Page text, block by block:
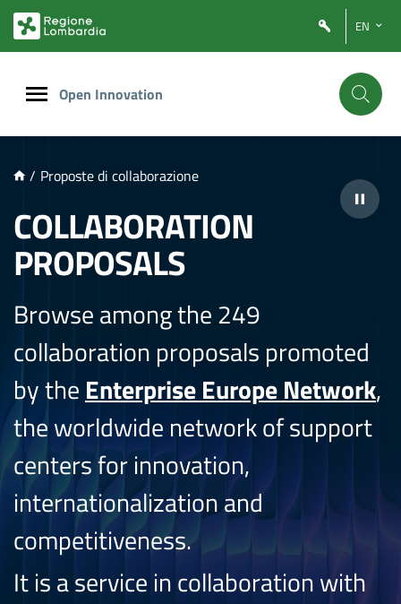
PRINCIPALE
EN
Open Innovation
/ Proposte di collaborazione
COLLABORATION
PROPOSALS
Browse among the 249
collaboration proposals promoted
by the Enterprise Europe Network,
the worldwide network of support
centers for innovation,
internationalization and
competitiveness.
It is a service in collaboration with